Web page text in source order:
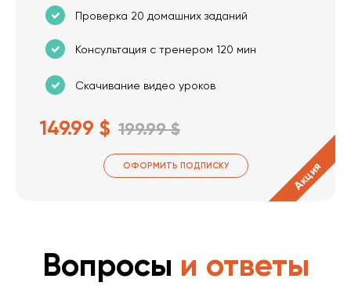
Проверка 20 домашних заданий
Консультация с тренером 120 мин
Скачивание видео уроков
149.99 $ 199.99 $
ОФОРМИТЬ ПОДПИСКУ Акция
Вопросы и ответы